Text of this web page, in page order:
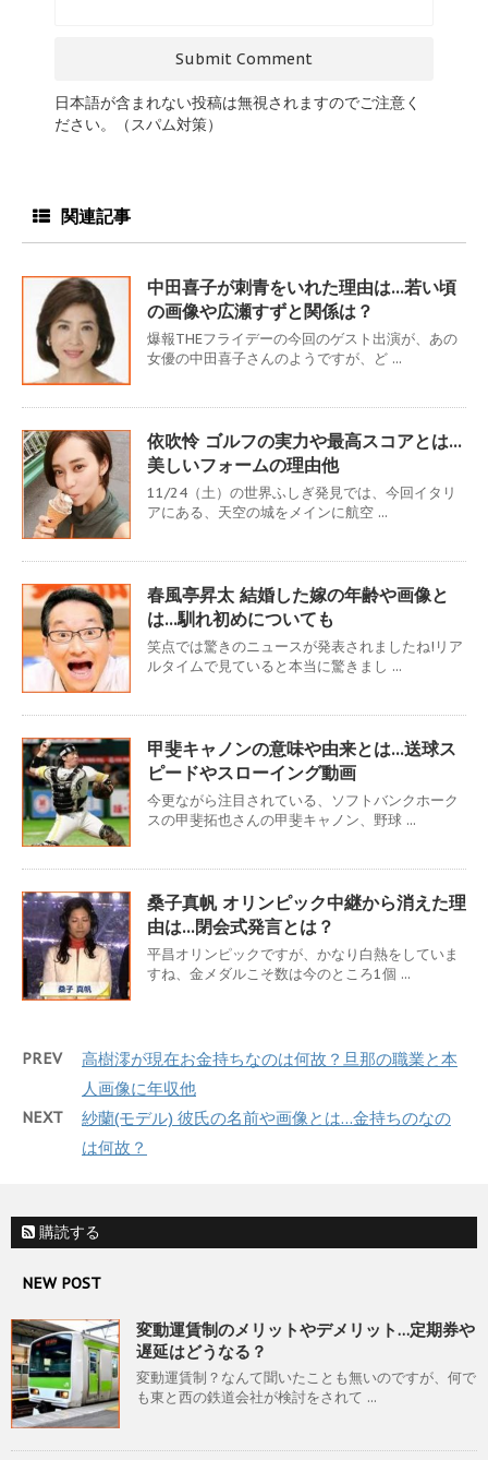
日本語が含まれない投稿は無視されますのでご注意く
ださい。（スパム対策）
関連記事
中田喜子が刺青をいれた理由は…若い頃
の画像や広瀬すずと関係は？
爆報THEフライデーの今回のゲスト出演が、あの
女優の中田喜子さんのようですが、ど ...
依吹怜 ゴルフの実力や最高スコアとは…
美しいフォームの理由他
11/24（土）の世界ふしぎ発見では、今回イタリ
アにある、天空の城をメインに航空 ...
春風亭昇太 結婚した嫁の年齢や画像と
は…馴れ初めについても
笑点では驚きのニュースが発表されましたね!リア
ルタイムで見ていると本当に驚きまし ...
甲斐キャノンの意味や由来とは…送球ス
ピードやスローイング動画
今更ながら注目されている、ソフトバンクホーク
スの甲斐拓也さんの甲斐キャノン、野球 ...
桑子真帆 オリンピック中継から消えた理
由は…閉会式発言とは？
平昌オリンピックですが、かなり白熱をしていま
すね、金メダルこそ数は今のところ1個 ...
PREV
高樹澪が現在お金持ちなのは何故？旦那の職業と本
人画像に年収他
NEXT
紗蘭(モデル) 彼氏の名前や画像とは…金持ちのなの
は何故？
購読する
NEW POST
変動運賃制のメリットやデメリット…定期券や
遅延はどうなる？
変動運賃制？なんて聞いたことも無いのですが、何で
も東と西の鉄道会社が検討をされて ...